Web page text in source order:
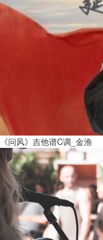
《问风》吉他谱C调_金渔